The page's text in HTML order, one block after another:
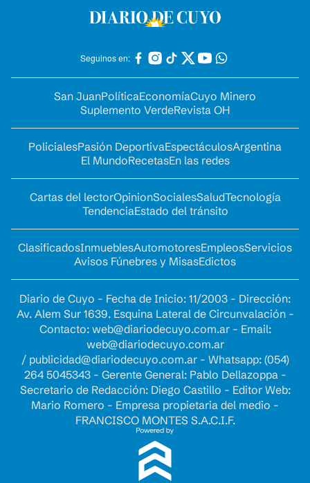
Seguinos en:
San JuanPolíticaEconomíaCuyo Minero
Suplemento VerdeRevista OH
PolicialesPasión DeportivaEspectáculosArgentina
El MundoRecetasEn las redes
Cartas del lectorOpinionSocialesSaludTecnología
TendenciaEstado del tránsito
ClasificadosInmueblesAutomotoresEmpleosServicios
Avisos Fúnebres y MisasEdictos
Diario de Cuyo - Fecha de Inicio: 11/2003 - Dirección:
Av. Alem Sur 1639. Esquina Lateral de Circunvalación -
Contacto: web@diariodecuyo.com.ar- Email:
web@diariodecuyo.com.ar
/ publicidad@diariodecuyo.com.ar- Whatsapp: (054)
264 5045343 - Gerente General: Pablo Dellazoppa -
Secretario de Redacción: Diego Castillo - Editor Web:
Mario Romero - Empresa propietaria del medio -
FRANCISCO MONTES S.A.C.I.F.